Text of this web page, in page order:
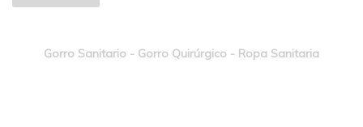
Gorro Sanitario - Gorro Quirúrgico - Ropa Sanitaria